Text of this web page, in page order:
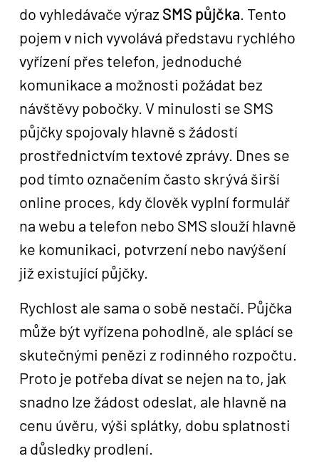
do vyhledávače výraz SMS půjčka . Tento
pojem v nich vyvolává představu rychlého
vyřízení přes telefon, jednoduché
komunikace a možnosti požádat bez
návštěvy pobočky. V minulosti se SMS
půjčky spojovaly hlavně s žádostí
prostřednictvím textové zprávy. Dnes se
pod tímto označením často skrývá širší
online proces, kdy člověk vyplní formulář
na webu a telefon nebo SMS slouží hlavně
ke komunikaci, potvrzení nebo navýšení
již existující půjčky.
Rychlost ale sama o sobě nestačí. Půjčka
může být vyřízena pohodlně, ale splácí se
skutečnými penězi z rodinného rozpočtu.
Proto je potřeba dívat se nejen na to, jak
snadno lze žádost odeslat, ale hlavně na
cenu úvěru, výši splátky, dobu splatnosti
a důsledky prodlení.